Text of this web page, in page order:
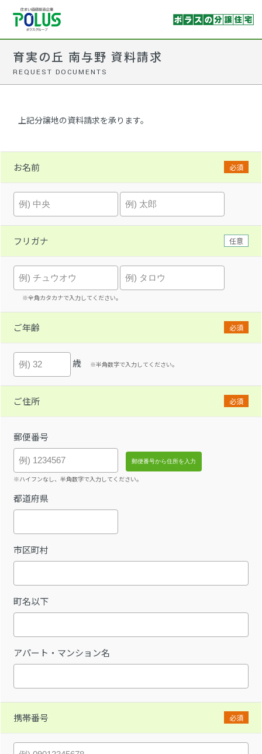
育実の丘 南与野 資料請求
REQUEST DOCUMENTS
上記分譲地の資料請求を承ります。
お名前 必須
フリガナ 任意
※全角カタカナで入力してください。
ご年齢 必須
歳 ※半角数字で入力してください。
ご住所 必須
郵便番号
※ハイフンなし、半角数字で入力してください。
都道府県
市区町村
町名以下
アパート・マンション名
携帯番号 必須